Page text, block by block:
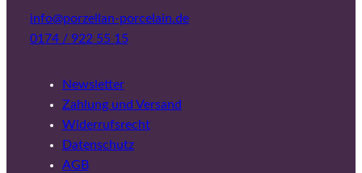
info@porzellan-porcelain.de
0174 / 922 55 15
Newsletter
Zahlung und Versand
Widerrufsrecht
Datenschutz
AGB